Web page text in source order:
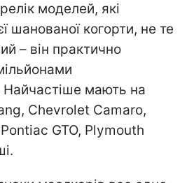
моделей, які
шанованої когорти, не те
– він практично
Найчастіше мають на
Chevrolet Camaro,
GTO, Plymouth